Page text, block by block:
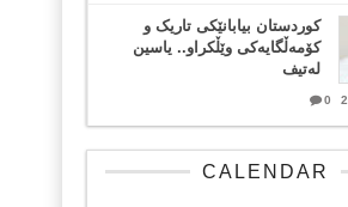
کوردستان بیابانێکی تاریک و
کۆمەڵگایەکی وێڵکراو.. یاسین
لەتیف
0
CALENDAR